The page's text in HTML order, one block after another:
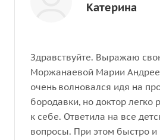
Катерина
Здравствуйте. Выражаю
Моржанаевой Марии
очень волновался идя на
бородавки, но доктор легко
к себе. Ответила на все
вопросы. При этом быстро и